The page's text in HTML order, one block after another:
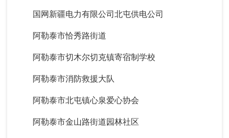
国网新疆电力有限公司北屯供电公司
阿勒泰市恰秀路街道
阿勒泰市切木尔切克镇寄宿制学校
阿勒泰市消防救援大队
阿勒泰市北屯镇心泉爱心协会
阿勒泰市金山路街道园林社区